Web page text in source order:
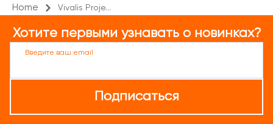
Home Vivalis Proje...
Хотите первыми узнавать о новинках?
Введите ваш email
Подписаться